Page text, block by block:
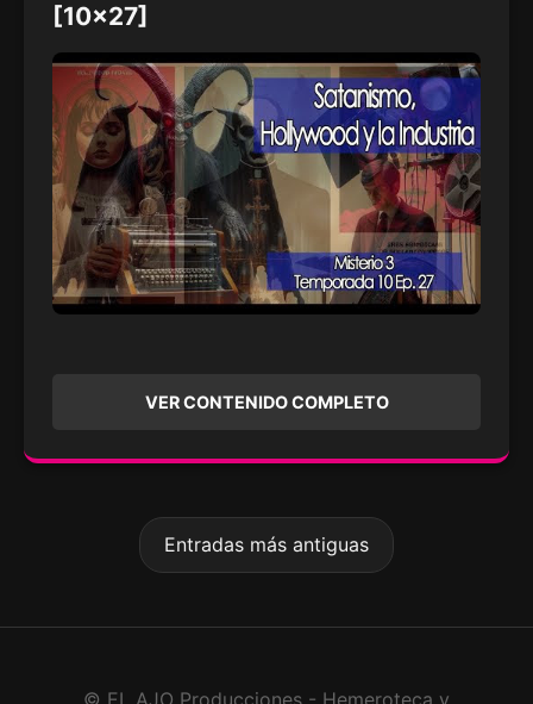
[10x27]
VER CONTENIDO COMPLETO
Entradas más antiguas